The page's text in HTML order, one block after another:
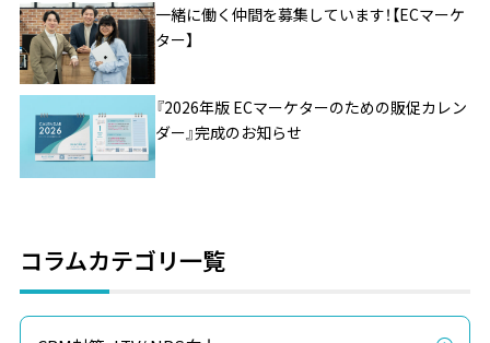
一緒に働く仲間を募集しています！【ECマーケ
ター】
『2026年版 ECマーケターのための販促カレン
ダー』完成のお知らせ
コラムカテゴリ一覧